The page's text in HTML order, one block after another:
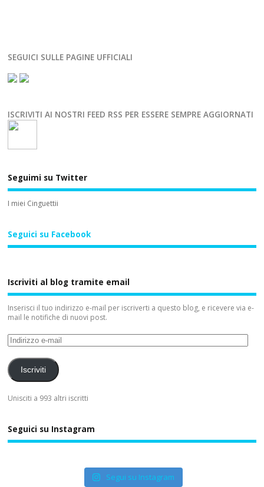
SEGUICI SULLE PAGINE UFFICIALI
ISCRIVITI AI NOSTRI FEED RSS PER ESSERE SEMPRE AGGIORNATI
Seguimi su Twitter
I miei Cinguettii
Seguici su Facebook
Iscriviti al blog tramite email
Inserisci il tuo indirizzo e-mail per iscriverti a questo blog, e ricevere via e-
mail le notifiche di nuovi post.
Iscriviti
Unisciti a 993 altri iscritti
Seguici su Instagram
Segui su Instagram